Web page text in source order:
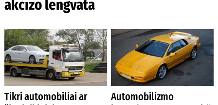
akcizo lengvata
Tikri automobiliai ar
Automobilizmo